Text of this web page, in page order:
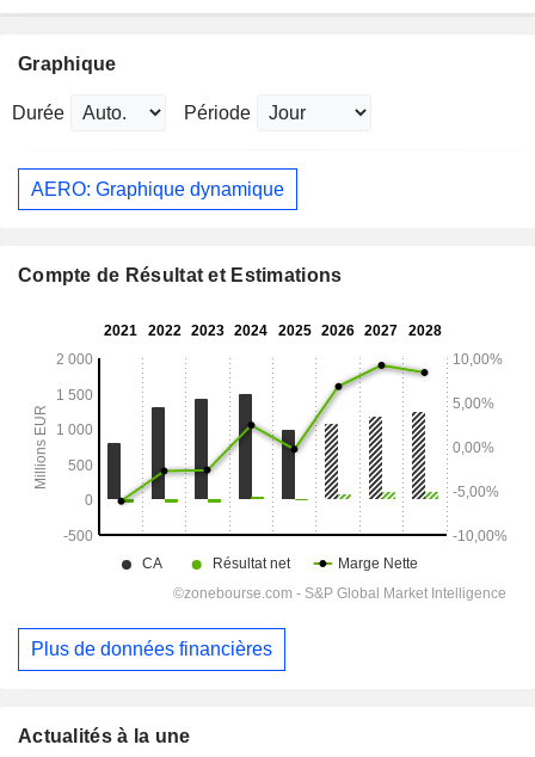
Graphique
Durée Période
AERO: Graphique dynamique
Compte de Résultat et Estimations
Plus de données financières
Actualités à la une